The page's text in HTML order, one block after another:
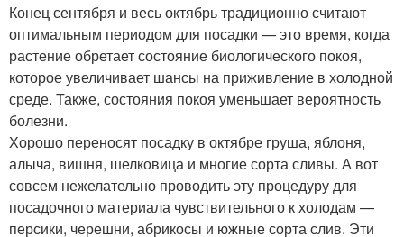
Конец сентября и весь октябрь традиционно считают
оптимальным периодом для посадки — это время, когда
растение обретает состояние биологического покоя,
которое увеличивает шансы на приживление в холодной
среде. Также, состояния покоя уменьшает вероятность
болезни.
Хорошо переносят посадку в октябре груша, яблоня,
алыча, вишня, шелковица и многие сорта сливы. А вот
совсем нежелательно проводить эту процедуру для
посадочного материала чувствительного к холодам —
персики, черешни, абрикосы и южные сорта слив. Эти